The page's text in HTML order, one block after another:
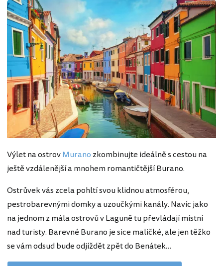
Výlet na ostrovMurano zkombinujte ideálně s cestou na
ještě vzdálenější a mnohem romantičtější Burano.
Ostrůvek vás zcela pohltí svou klidnou atmosférou,
pestrobarevnými domky a uzoučkými kanály. Navíc jako
na jednom z mála ostrovů v Laguně tu převládají místní
nad turisty. Barevné Burano je sice maličké, ale jen těžko
se vám odsud bude odjíždět zpět do Benátek…